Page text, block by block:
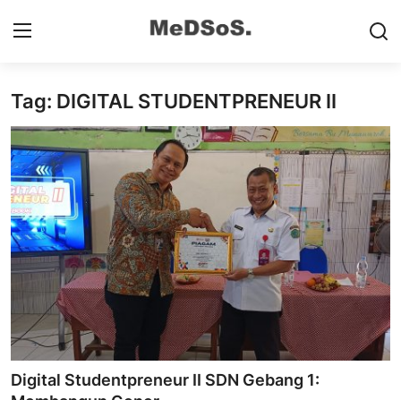
Home
Contact
SMP
SD
Video SMP
Video SD
Galeri Dispendikbud Sidoarjo
Gallery
Tag: DIGITAL STUDENTPRENEUR II
Digital Studentpreneur II SDN Gebang 1: